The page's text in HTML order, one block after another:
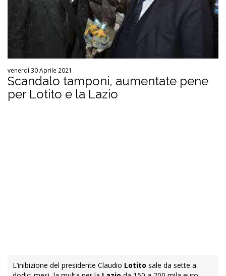
venerdì 30 Aprile 2021
Scandalo tamponi, aumentate pene
per Lotito e la Lazio
L’inibizione del presidente Claudio Lotito sale da sette a